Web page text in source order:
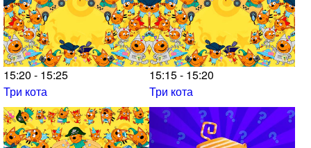
15:20 - 15:25
Три кота
15:15 - 15:20
Три кота